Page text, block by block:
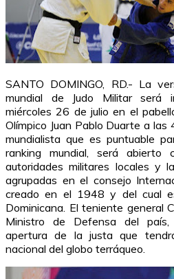
SANTO DOMINGO, RD.- La
mundial de Judo Militar será
miércoles 26 de julio en el
Olímpico Juan Pablo Duarte a
mundialista que es puntuable
ranking mundial, será
autoridades militares locales y
agrupadas en el consejo
creado en el 1948 y del cual
Dominicana. El teniente general
Ministro de Defensa del
apertura de la justa que
nacional del globo terráqueo.